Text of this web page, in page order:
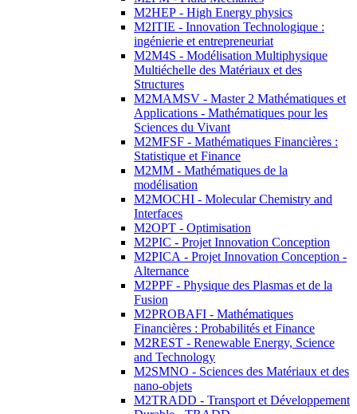
M2HEP - High Energy physics
M2ITIE - Innovation Technologique :
ingénierie et entrepreneuriat
M2M4S - Modélisation Multiphysique
Multiéchelle des Matériaux et des
Structures
M2MAMSV - Master 2 Mathématiques et
Applications - Mathématiques pour les
Sciences du Vivant
M2MFSF - Mathématiques Financières :
Statistique et Finance
M2MM - Mathématiques de la
modélisation
M2MOCHI - Molecular Chemistry and
Interfaces
M2OPT - Optimisation
M2PIC - Projet Innovation Conception
M2PICA - Projet Innovation Conception -
Alternance
M2PPF - Physique des Plasmas et de la
Fusion
M2PROBAFI - Mathématiques
Financières : Probabilités et Finance
M2REST - Renewable Energy, Science
and Technology
M2SMNO - Sciences des Matériaux et des
nano-objets
M2TRADD - Transport et Développement